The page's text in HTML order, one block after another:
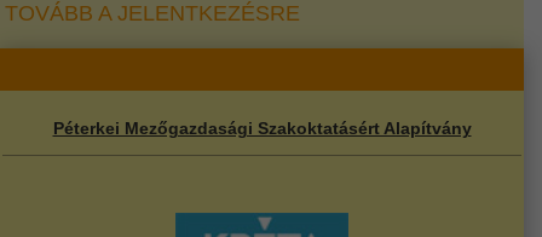
TOVÁBB A JELENTKEZÉSRE
Péterkei Mezőgazdasági Szakoktatásért Alapítvány